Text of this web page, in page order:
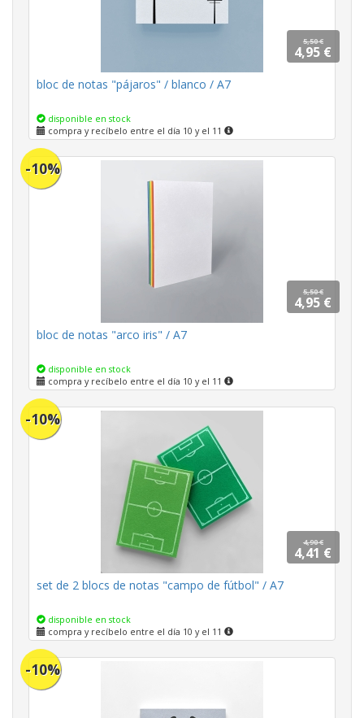
5,50 €
4,95 €
bloc de notas "pájaros" / blanco / A7
disponible en stock
compra y recíbelo entre el día 10 y el 11
-10%
5,50 €
4,95 €
bloc de notas "arco iris" / A7
disponible en stock
compra y recíbelo entre el día 10 y el 11
-10%
4,90 €
4,41 €
set de 2 blocs de notas "campo de fútbol" / A7
disponible en stock
compra y recíbelo entre el día 10 y el 11
-10%